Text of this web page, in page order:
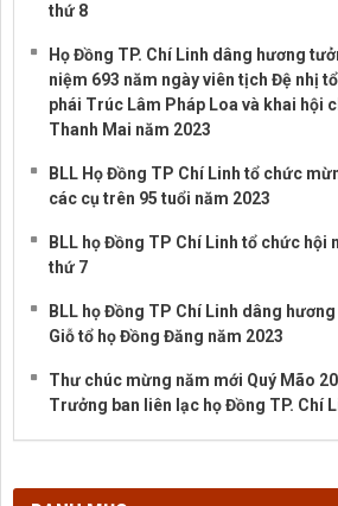
thứ 8
Họ Đồng TP. Chí Linh dâng hương
niệm 693 năm ngày viên tịch Đệ nhị
phái Trúc Lâm Pháp Loa và khai hội
Thanh Mai năm 2023
BLL Họ Đồng TP Chí Linh tổ chức
các cụ trên 95 tuổi năm 2023
BLL họ Đồng TP Chí Linh tổ chức hội
thứ 7
BLL họ Đồng TP Chí Linh dâng hương
Giỗ tổ họ Đồng Đăng năm 2023
Thư chúc mừng năm mới Quý Mão
Trưởng ban liên lạc họ Đồng TP. Chí